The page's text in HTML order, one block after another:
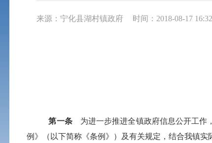
来源：宁化县湖村镇政府 时间：2018-08-17 16:32
第一条为进一步推进全镇政府信息公开工作
例》（以下简称《条例》）及有关规定，结合我镇实